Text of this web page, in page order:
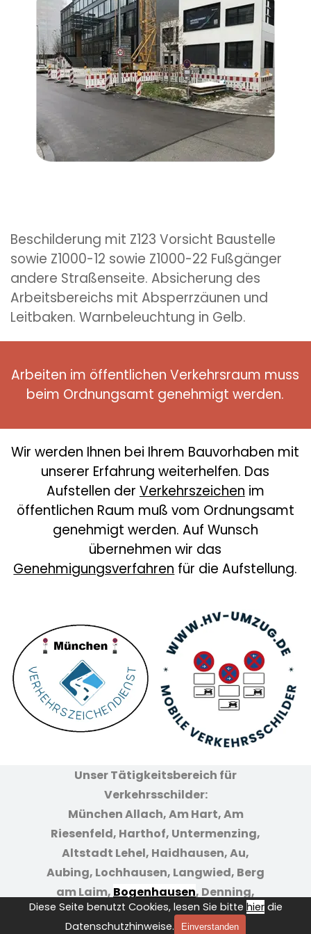
Beschilderung mit Z123 Vorsicht Baustelle
sowie Z1000-12 sowie Z1000-22 Fußgänger
andere Straßenseite. Absicherung des
Arbeitsbereichs mit Absperrzäunen und
Leitbaken. Warnbeleuchtung in Gelb.
Arbeiten im öffentlichen Verkehrsraum muss
beim Ordnungsamt genehmigt werden.
Wir werden Ihnen bei Ihrem Bauvorhaben mit
unserer Erfahrung weiterhelfen. Das
Aufstellen der Verkehrszeichen im
öffentlichen Raum muß vom Ordnungsamt
genehmigt werden. Auf Wunsch
übernehmen wir das
Genehmigungsverfahren für die Aufstellung.
Unser Tätigkeitsbereich für
Verkehrsschilder:
München Allach, Am Hart, Am
Riesenfeld, Harthof, Untermenzing,
Altstadt Lehel, Haidhausen, Au,
Aubing, Lochhausen, Langwied, Berg
am Laim, Bogenhausen, Denning,
Englschalking, Feldmoching,
Diese Seite benutzt Cookies, lesen Sie bitte hierdie
Datenschutzhinweise.
Einverstanden